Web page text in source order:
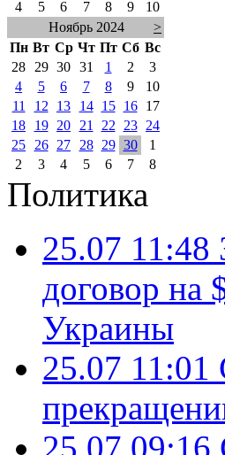
4 5 6 7 8 9
10
Ноябрь 2024
>
Пн Вт Ср Чт Пт Сб Вс
28
29 30 31 1 2
3
4
5 6 7 8 9
10
11
12 13 14 15 16
17
18
19 20 21 22 23
24
25
26 27 28 29 30
1
2
3 4 5 6 7 8
Политика
25.07 11:48
договор на
Украины
25.07 11:01
25.07 09:16